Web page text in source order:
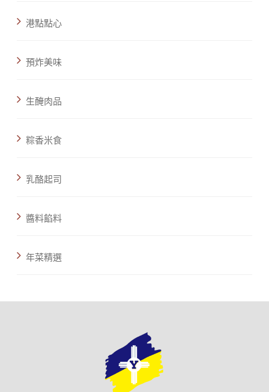
港點點心
預炸美味
生醃肉品
粽香米食
乳酪起司
醬料餡料
年菜精選